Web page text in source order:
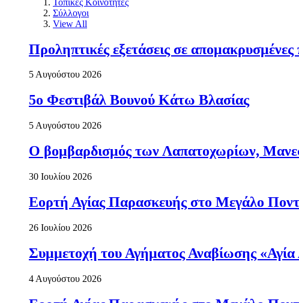
Σύλλογοι
View All
Προληπτικές εξετάσεις σε
5 Αυγούστου 2026
5ο Φεστιβάλ Βουνού Κάτω Βλασίας
5 Αυγούστου 2026
Ο βομβαρδισμός των Λαπατοχωρίων,
30 Ιουλίου 2026
Εορτή Αγίας Παρασκευής στο Μεγάλο
26 Ιουλίου 2026
Συμμετοχή του Αγήματος Αναβίωσης
4 Αυγούστου 2026